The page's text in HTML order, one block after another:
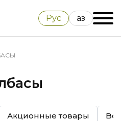
Рус Қаз
Акционные товары